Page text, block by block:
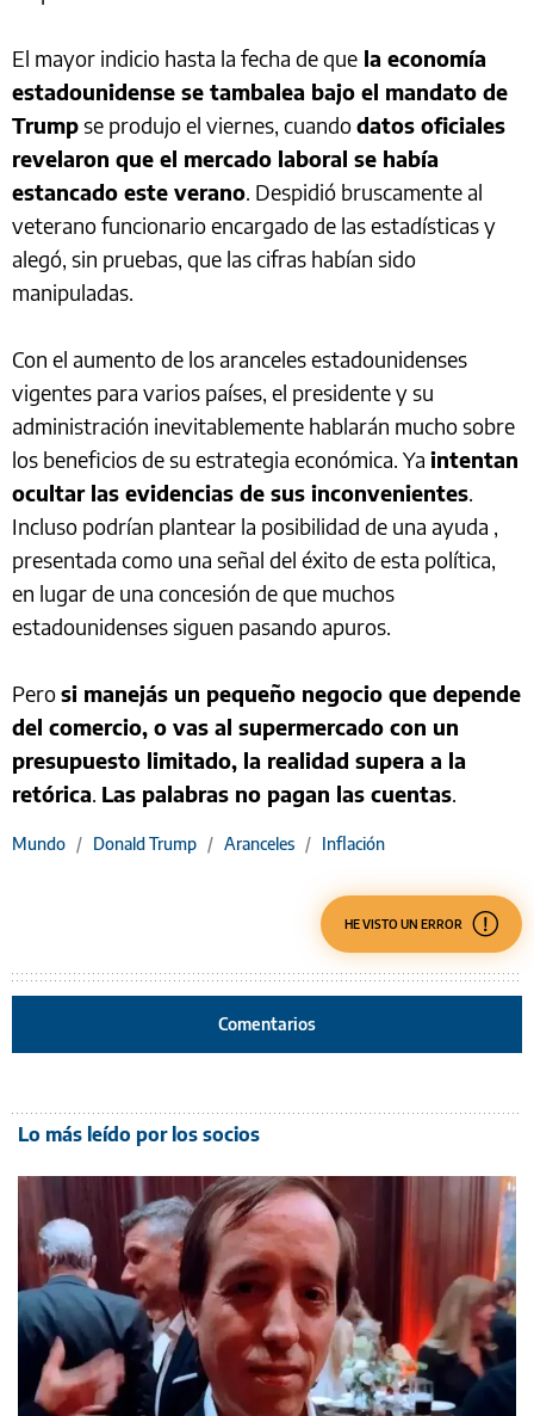
El mayor indicio hasta la fecha de que la economía
estadounidense se tambalea bajo el mandato de
Trumpse produjo el viernes, cuandodatos oficiales
revelaron que el mercado laboral se había
estancado este verano. Despidió bruscamente al
veterano funcionario encargado de las estadísticas y
alegó, sin pruebas, que las cifras habían sido
manipuladas.
Con el aumento de los aranceles estadounidenses
vigentes para varios países, el presidente y su
administración inevitablemente hablarán mucho sobre
los beneficios de su estrategia económica. Ya intentan
ocultar las evidencias de sus inconvenientes.
Incluso podrían plantear la posibilidad de una ayuda ,
presentada como una señal del éxito de esta política,
en lugar de una concesión de que muchos
estadounidenses siguen pasando apuros.
Perosi manejás un pequeño negocio que depende
del comercio, o vas al supermercado con un
presupuesto limitado, la realidad supera a la
retórica. Las palabras no pagan las cuentas.
Mundo / Donald Trump / Aranceles / Inflación
HE VISTO UN ERROR
Comentarios
Lo más leído por los socios